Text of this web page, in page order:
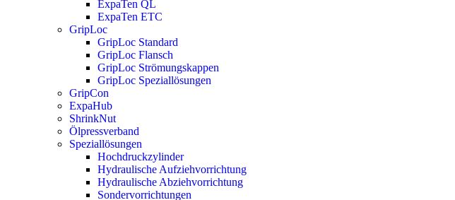
ExpaTen QL
ExpaTen ETC
GripLoc
GripLoc Standard
GripLoc Flansch
GripLoc Strömungskappen
GripLoc Speziallösungen
GripCon
ExpaHub
ShrinkNut
Ölpressverband
Speziallösungen
Hochdruckzylinder
Hydraulische Aufziehvorrichtung
Hydraulische Abziehvorrichtung
Sondervorrichtungen